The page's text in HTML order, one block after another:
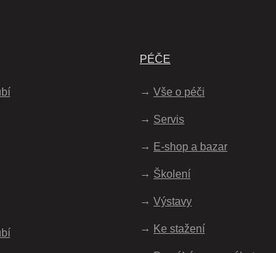
PÉČE
Vše o péči
Servis
E-shop a bazar
Školení
Výstavy
Ke stažení